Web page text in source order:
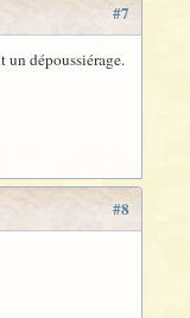
#7
dépoussiérage.
#8